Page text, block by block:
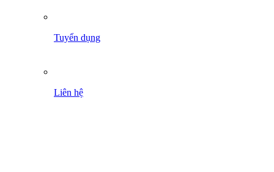
Tuyển dụng
Liên hệ